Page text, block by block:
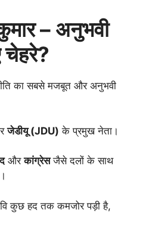
– अनुभवी
का सबसे मजबूत और अनुभवी
जेडीयू (JDU) के प्रमुख नेता।
औरकांग्रेसजैसे दलों के साथ
कुछ हद तक कमजोर पड़ी है,